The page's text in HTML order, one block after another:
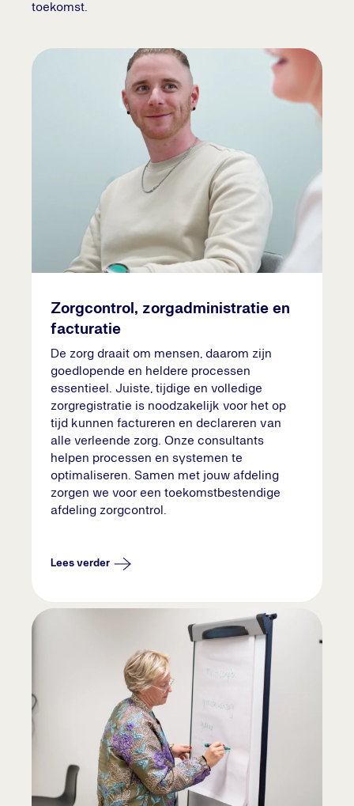
toekomst.
Zorgcontrol, zorgadministratie en
facturatie
De zorg draait om mensen, daarom zijn
goedlopende en heldere processen
essentieel. Juiste, tijdige en volledige
zorgregistratie is noodzakelijk voor het op
tijd kunnen factureren en declareren van
alle verleende zorg. Onze consultants
helpen processen en systemen te
optimaliseren. Samen met jouw afdeling
zorgen we voor een toekomstbestendige
afdeling zorgcontrol.
Lees verder